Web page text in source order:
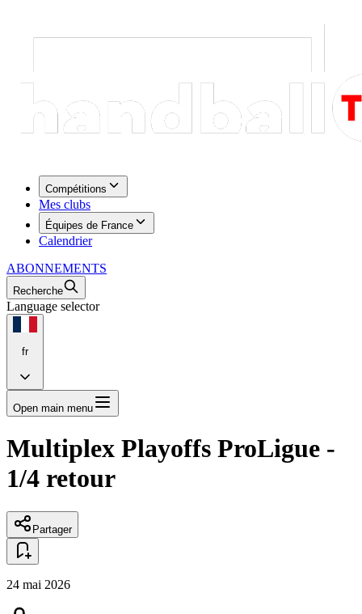
Compétitions
Mes clubs
Équipes de France
Calendrier
ABONNEMENTS
Recherche
Language selector
fr
Open main menu
Multiplex Playoffs ProLigue -
1/4 retour
Partager
24 mai 2026